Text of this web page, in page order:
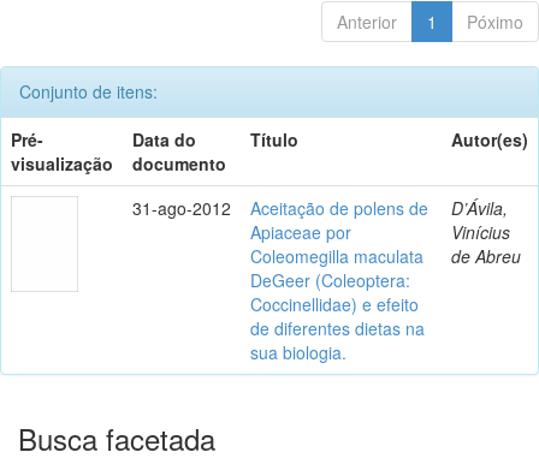
Anterior 1 Póximo
Conjunto de itens:
Pré-
visualização
Data do
documento
Título Autor(es)
31-ago-2012
Aceitação de polens de
Apiaceae por
Coleomegilla maculata
DeGeer (Coleoptera:
Coccinellidae) e efeito
de diferentes dietas na
sua biologia.
D’Ávila,
Vinícius
de Abreu
Busca facetada